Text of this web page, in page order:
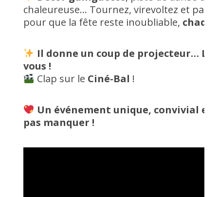
chaleureuse… Tournez, virevoltez et
pour que la fête reste inoubliable,
Il donne un coup de projecteur… La
vous !
Clap sur le Ciné-Bal !
Un événement unique, convivial et
pas manquer !